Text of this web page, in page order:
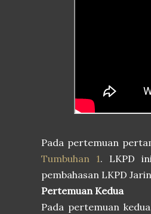
Pada pertemuan
Tumbuhan 1. LKPD
pembahasan LKPD
Pertemuan Kedua
Pada pertemuan